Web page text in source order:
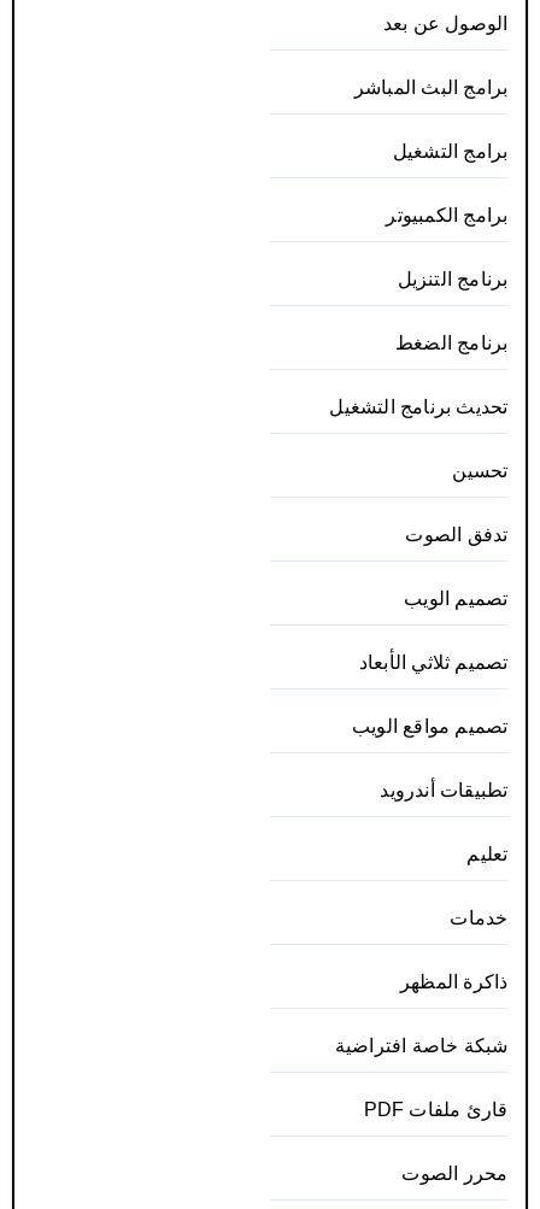
الوصول عن بعد
برامج البث المباشر
برامج التشغيل
برامج الكمبيوتر
برنامج التنزيل
برنامج الضغط
تحديث برنامج التشغيل
تحسين
تدفق الصوت
تصميم الويب
تصميم ثلاثي الأبعاد
تصميم مواقع الويب
تطبيقات أندرويد
تعليم
خدمات
ذاكرة المظهر
شبكة خاصة افتراضية
قارئ ملفات PDF
محرر الصوت